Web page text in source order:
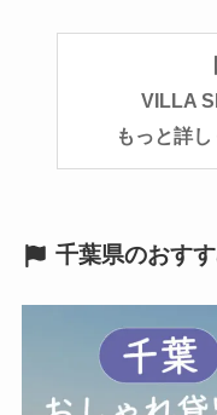
VILLA
もっと詳
千葉県のおす